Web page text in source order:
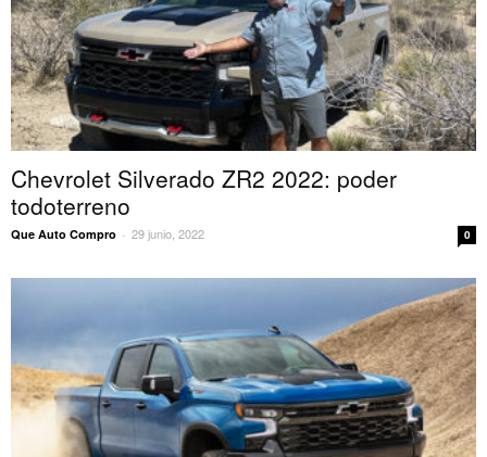
Chevrolet Silverado ZR2 2022: poder
todoterreno
Que Auto Compro - 29 junio, 2022 0